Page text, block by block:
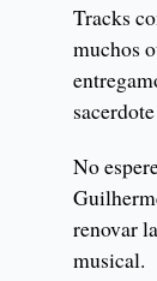
Tracks
muchos
No
renovar
musical.